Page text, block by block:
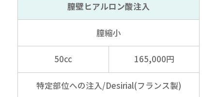
膣壁ヒアルロン酸注入
膣縮小
50cc 165,000円
特定部位への注入/Desirial(フランス製)